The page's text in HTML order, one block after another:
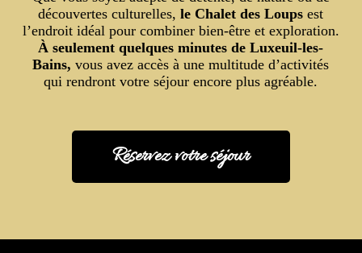
découvertes culturelles,le Chalet des Loups est
l’endroit idéal pour combiner bien-être et exploration.
À seulement quelques minutes de Luxeuil-les-
Bains, vous avez accès à une multitude d’activités
qui rendront votre séjour encore plus agréable.
Réservez votre séjour